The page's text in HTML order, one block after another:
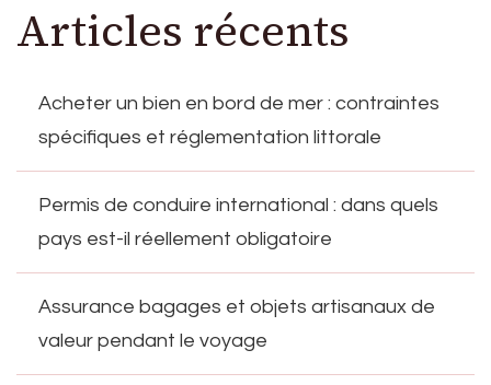
Articles récents
Acheter un bien en bord de mer : contraintes
spécifiques et réglementation littorale
Permis de conduire international : dans quels
pays est-il réellement obligatoire
Assurance bagages et objets artisanaux de
valeur pendant le voyage